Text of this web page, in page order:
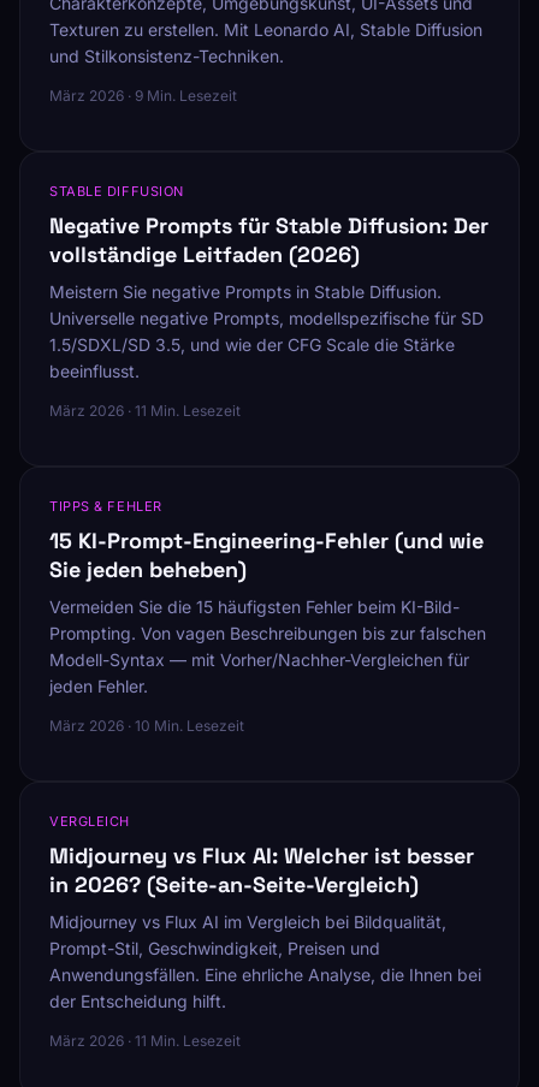
Texturen zu erstellen. Mit Leonardo AI, Stable Diffusion
und Stilkonsistenz-Techniken.
März 2026 · 9 Min. Lesezeit
STABLE DIFFUSION
Negative Prompts für Stable Diffusion: Der
vollständige Leitfaden (2026)
Meistern Sie negative Prompts in Stable Diffusion.
Universelle negative Prompts, modellspezifische für SD
1.5/SDXL/SD 3.5, und wie der CFG Scale die Stärke
beeinflusst.
März 2026 · 11 Min. Lesezeit
TIPPS & FEHLER
15 KI-Prompt-Engineering-Fehler (und wie
Sie jeden beheben)
Vermeiden Sie die 15 häufigsten Fehler beim KI-Bild-
Prompting. Von vagen Beschreibungen bis zur falschen
Modell-Syntax — mit Vorher/Nachher-Vergleichen für
jeden Fehler.
März 2026 · 10 Min. Lesezeit
VERGLEICH
Midjourney vs Flux AI: Welcher ist besser
in 2026? (Seite-an-Seite-Vergleich)
Midjourney vs Flux AI im Vergleich bei Bildqualität,
Prompt-Stil, Geschwindigkeit, Preisen und
Anwendungsfällen. Eine ehrliche Analyse, die Ihnen bei
der Entscheidung hilft.
März 2026 · 11 Min. Lesezeit